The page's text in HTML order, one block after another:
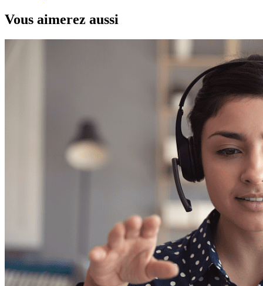
Vous aimerez aussi